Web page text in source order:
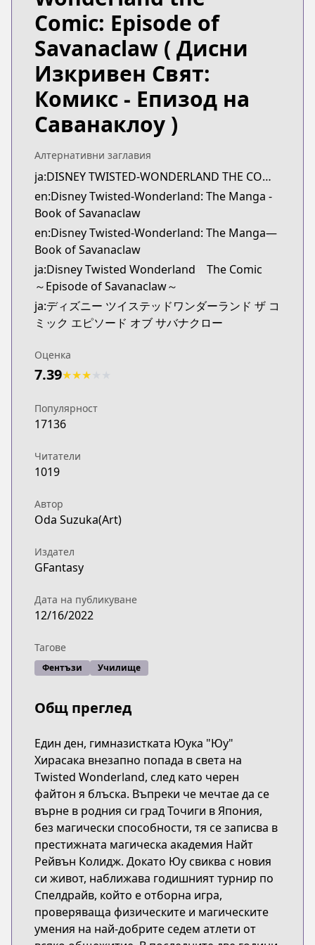
https://magazine.jp.square-enix.com/gfantasy/
MangaUpdates
MangaUpdates
https://www.mangaupdates.com/
Book☆Walker
Book☆Walker
https://bookwalker.jp/series/419678/list
Comic: Episode of
Savanaclaw ( Дисни
Изкривен Свят:
Комикс - Епизод на
Саванаклоу )
Алтернативни заглавия
ja:DISNEY TWISTED-WONDERLAND THE COMIC ～EPISODE of SAVANACLAW～
en:Disney Twisted-Wonderland: The Manga -
Book of Savanaclaw
en:Disney Twisted-Wonderland: The Manga—
Book of Savanaclaw
ja:Disney Twisted Wonderland The Comic
～Episode of Savanaclaw～
ja:ディズニー ツイステッドワンダーランド ザ コ
ミック エピソード オブ サバナクロー
Оценка
7.39★★★
Популярност
17136
Читатели
1019
Автор
Oda Suzuka(Art)
Издател
GFantasy
Дата на публикуване
12/16/2022
Тагове
Фентъзи Училище
Общ преглед
Един ден, гимназистката Юука "Юу"
Хирасака внезапно попада в света на
Twisted Wonderland, след като черен
файтон я блъска. Въпреки че мечтае да се
върне в родния си град Точиги в Япония,
без магически способности, тя се записва в
престижната магическа академия Найт
Рейвън Колидж. Докато Юу свиква с новия
си живот, наближава годишният турнир по
Спелдрайв, който е отборна игра,
проверяваща физическите и магическите
умения на най-добрите седем атлети от